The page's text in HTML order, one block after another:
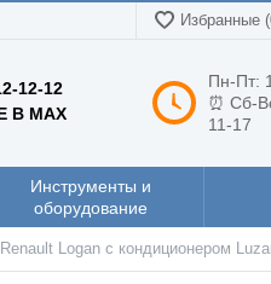
Избранные
12-12
В MAX
Пн-Пт:
⏰ Сб-
11-17
Инструменты и
оборудование
Logan c кондиционером